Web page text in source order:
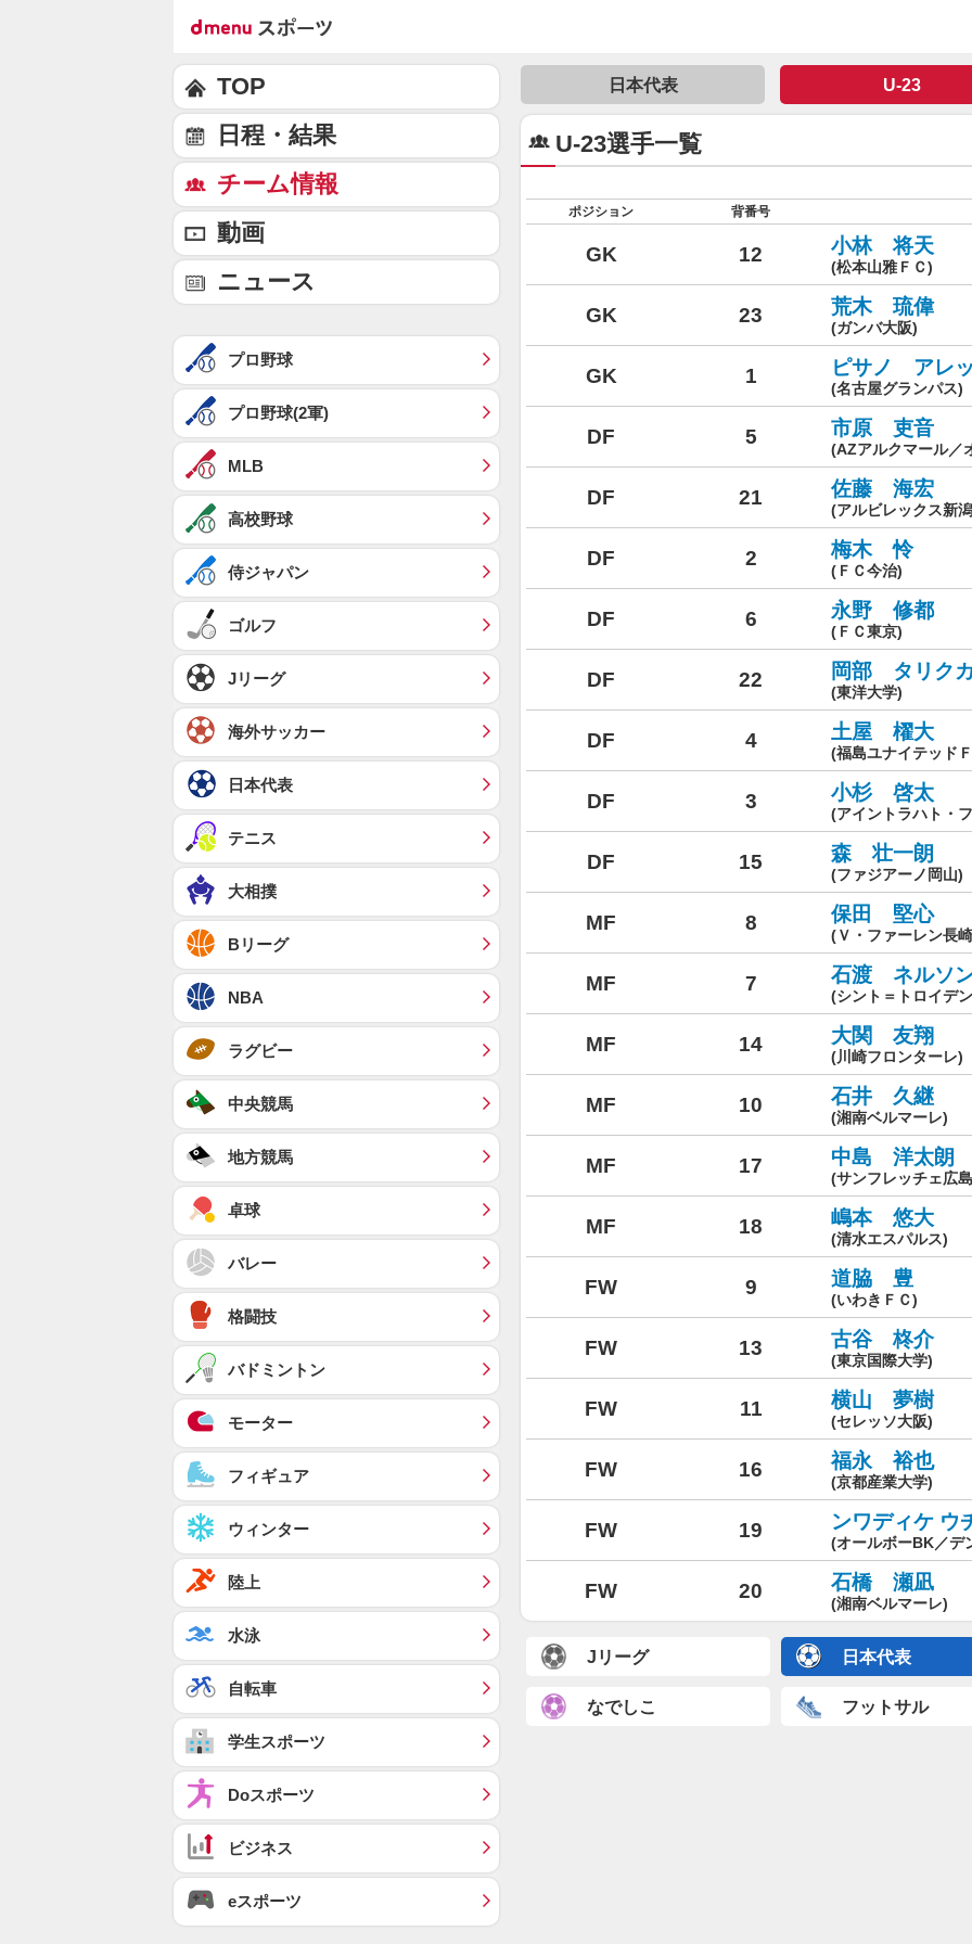
日本代表 U-23
U-23選手一覧
ポジション 背番号
GK 12 小林 将天
(松本山雅ＦＣ)
GK 23 荒木 琉偉
(ガンバ大阪)
GK 1 ピサノ アレ
(名古屋グランパス)
DF 5 市原 吏音
(AZアルクマール／
DF 21 佐藤 海宏
(アルビレックス新
DF 2 梅木 怜
(ＦＣ今治)
DF 6 永野 修都
(ＦＣ東京)
DF 22 岡部 タリク
(東洋大学)
DF 4 土屋 櫂大
(福島ユナイテッド
DF 3 小杉 啓太
(アイントラハト・
DF 15 森 壮一朗
(ファジアーノ岡山)
MF 8 保田 堅心
(Ｖ・ファーレン長
MF 7 石渡 ネルソ
(シント＝トロイデ
MF 14 大関 友翔
(川崎フロンターレ)
MF 10 石井 久継
(湘南ベルマーレ)
MF 17 中島 洋太朗
(サンフレッチェ広
MF 18 嶋本 悠大
(清水エスパルス)
FW 9 道脇 豊
(いわきＦＣ)
FW 13 古谷 柊介
(東京国際大学)
FW 11 横山 夢樹
(セレッソ大阪)
FW 16 福永 裕也
(京都産業大学)
FW 19 ンワディケ ウ
(オールボーBK／デ
FW 20 石橋 瀬凪
(湘南ベルマーレ)
Jリーグ 日本代表
なでしこ フットサル
TOP
日程・結果
チーム情報
動画
ニュース
プロ野球
プロ野球(2軍)
MLB
高校野球
侍ジャパン
ゴルフ
Jリーグ
海外サッカー
日本代表
テニス
大相撲
Bリーグ
NBA
ラグビー
中央競馬
地方競馬
卓球
バレー
格闘技
バドミントン
モーター
フィギュア
ウィンター
陸上
水泳
自転車
学生スポーツ
Doスポーツ
ビジネス
eスポーツ